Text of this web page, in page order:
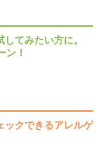
てみたい方に。
ン！
ックできるアレルゲ